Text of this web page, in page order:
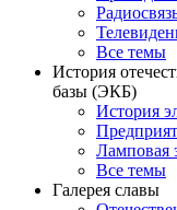
Все темы
История
базы (ЭКБ)
История
Ламповая
Все темы
Галерея славы